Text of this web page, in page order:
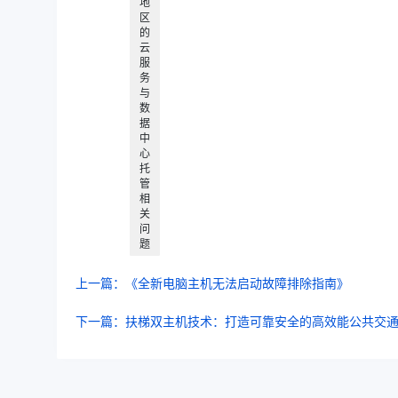
区
的
云
服
务
与
数
据
中
心
托
管
相
关
问
题
上一篇：《全新电脑主机无法启动故障排除指南》
下一篇：扶梯双主机技术：打造可靠安全的高效能公共交